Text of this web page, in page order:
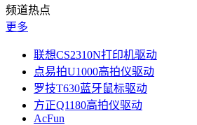
频道热点
更多
联想CS2310N打印机驱动
点易拍U1000高拍仪驱动
罗技T630蓝牙鼠标驱动
方正Q1180高拍仪驱动
AcFun